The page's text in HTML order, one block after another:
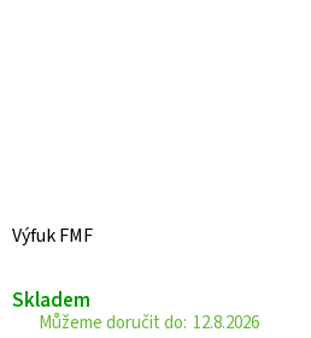
Výfuk FMF
Skladem
12.8.2026